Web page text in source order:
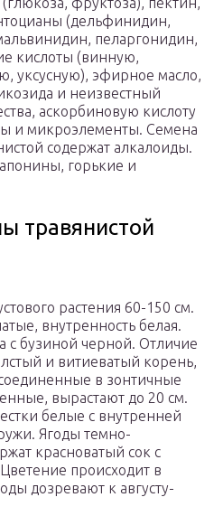
(дельфинидин,
пеларгонидин,
кислоты (винную,
уксусную), эфирное масло,
и неизвестный
аскорбиновую кислоту
и микроэлементы. Семена
содержат алкалоиды.
горькие и
травянистой
растения 60-150 см.
внутренность белая.
с бузиной черной. Отличие
и витиеватый корень,
в зонтичные
вырастают до 20 см.
белые с внутренней
Ягоды темно-
красноватый сок с
происходит в
дозревают к августу-